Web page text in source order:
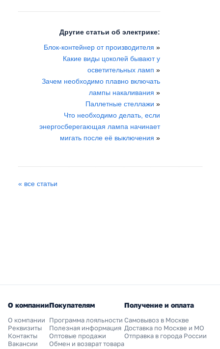
Другие статьи об электрике:
Блок-контейнер от производителя »
Какие виды цоколей бывают у
осветительных ламп »
Зачем необходимо плавно включать
лампы накаливания »
Паллетные стеллажи »
Что необходимо делать, если
энергосберегающая лампа начинает
мигать после её выключения »
« все статьи
О компании
О компании
Реквизиты
Контакты
Вакансии
Покупателям
Программа лояльности
Полезная информация
Оптовые продажи
Обмен и возврат товара
Получение и оплата
Самовывоз в Москве
Доставка по Москве и МО
Отправка в города России